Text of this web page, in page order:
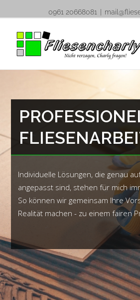
to
content
0961 20668081
Individuelle Lösungen, die genau
angepasst sind, stehen für mich
So können wir gemeinsam Ihre
Realität machen - zu einem fairen